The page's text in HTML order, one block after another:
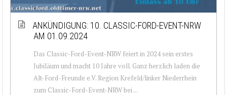
ANKÜNDIGUNG: 10. CLASSIC-FORD-EVENT-NRW
AM 01.09.2024
Das Classic-Ford-Event-NRW feiert in 2024 sein erstes
Jubiläum und macht 10 Jahre voll. Ganz herzlich laden die
Alt-Ford-Freunde e.V. Region Krefeld/linker Niederrhein
zum Classic-Ford-Event-NRW bei ...